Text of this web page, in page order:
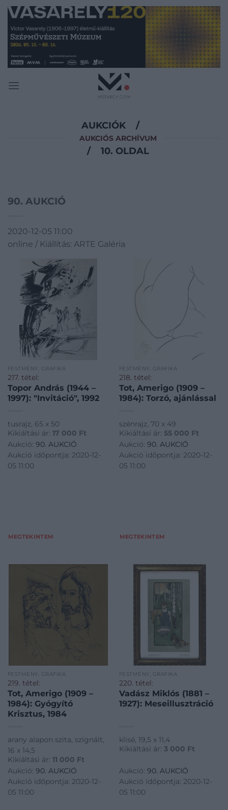
Skip
content
AUKCIÓK /
AUKCIÓS ARCHÍVUM
/ 10. OLDAL
90. AUKCIÓ
2020-12-05 11:00
online / Kiállítás: ARTE Galéria
FESTMÉNY, GRAFIKA
217. tétel:
Topor András (1944 –
1997): "Invitáció", 1992
tusrajz, 65 x 50
Kikiáltási ár: 17 000 Ft
Aukció: 90. AUKCIÓ
Aukció időpontja: 2020-12-
05 11:00
MEGTEKINTEM
FESTMÉNY, GRAFIKA
218. tétel:
Tot, Amerigo (1909 –
1984): Torzó, ajánlással
szénrajz, 70 x 49
Kikiáltási ár: 55 000 Ft
Aukció: 90. AUKCIÓ
Aukció időpontja: 2020-12-
05 11:00
MEGTEKINTEM
FESTMÉNY, GRAFIKA
219. tétel:
Tot, Amerigo (1909 –
1984): Gyógyító
Krisztus, 1984
arany alapon szita, szignált,
16 x 14,5
Kikiáltási ár: 11 000 Ft
Aukció: 90. AUKCIÓ
Aukció időpontja: 2020-12-
05 11:00
FESTMÉNY, GRAFIKA
220. tétel:
Vadász Miklós (1881 –
1927): Meseillusztráció
klisé, 19,5 x 11,4
Kikiáltási ár: 3 000 Ft
Aukció: 90. AUKCIÓ
Aukció időpontja: 2020-12-
05 11:00